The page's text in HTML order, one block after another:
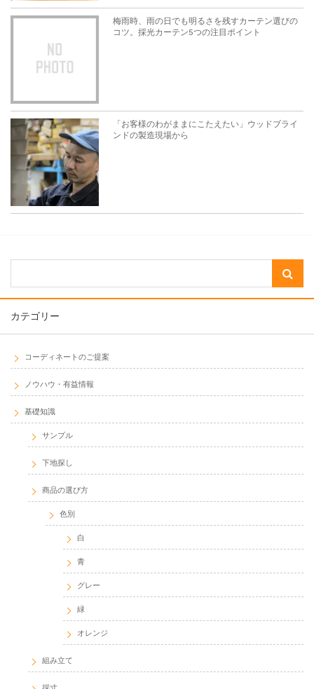
梅雨時、雨の日でも明るさを残すカーテン選びの
コツ。採光カーテン5つの注目ポイント
「お客様のわがままにこたえたい」ウッドブライ
ンドの製造現場から
カテゴリー
コーディネートのご提案
ノウハウ・有益情報
基礎知識
サンプル
下地探し
商品の選び方
色別
白
青
グレー
緑
オレンジ
組み立て